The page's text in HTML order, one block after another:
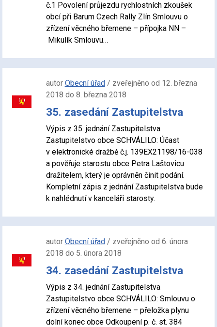
č.1 Povolení průjezdu rychlostních zkoušek
obcí při Barum Czech Rally Zlín Smlouvu o
zřízení věcného břemene – přípojka NN –
Mikulík Smlouvu…
autor Obecní úřad/ zveřejněno od 12. března
2018 do 8. března 2018
35. zasedání Zastupitelstva
Výpis z 35. jednání Zastupitelstva
Zastupitelstvo obce SCHVÁLILO: Účast
v elektronické dražbě č.j. 139EX21198/16-038
a pověřuje starostu obce Petra Laštovicu
dražitelem, který je oprávněn činit podání.
Kompletní zápis z jednání Zastupitelstva bude
k nahlédnutí v kanceláři starosty.
autor Obecní úřad/ zveřejněno od 6. února
2018 do 5. února 2018
34. zasedání Zastupitelstva
Výpis z 34. jednání Zastupitelstva
Zastupitelstvo obce SCHVÁLILO: Smlouvu o
zřízení věcného břemene – přeložka plynu
dolní konec obce Odkoupení p. č. st. 384